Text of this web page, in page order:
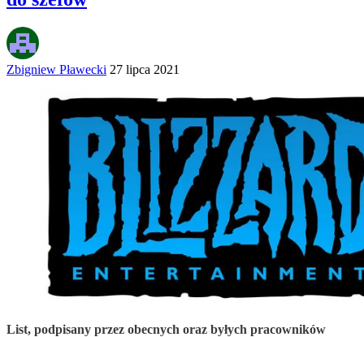
Zbigniew Pławecki 27 lipca 2021
List, podpisany przez obecnych oraz byłych pracowników